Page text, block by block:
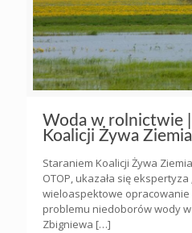
Woda w rolnictwie
Koalicji Żywa Ziemia
Staraniem Koalicji Żywa
OTOP, ukazała się
wieloaspektowe
problemu niedoborów wody
Zbigniewa […]